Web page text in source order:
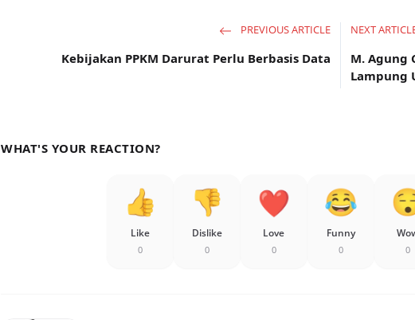
PREVIOUS ARTICLE
Kebijakan PPKM Darurat Perlu Berbasis Data
NEXT
M. Agung
Lampung
WHAT'S YOUR REACTION?
Like
0
Dislike
0
Love
0
Funny
0 0